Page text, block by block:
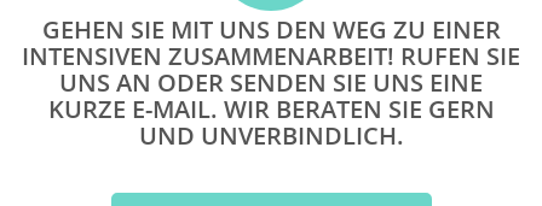
GEHEN SIE MIT UNS DEN WEG ZU EINER
INTENSIVEN ZUSAMMENARBEIT! RUFEN SIE
UNS AN ODER SENDEN SIE UNS EINE
KURZE E-MAIL. WIR BERATEN SIE GERN
UND UNVERBINDLICH.